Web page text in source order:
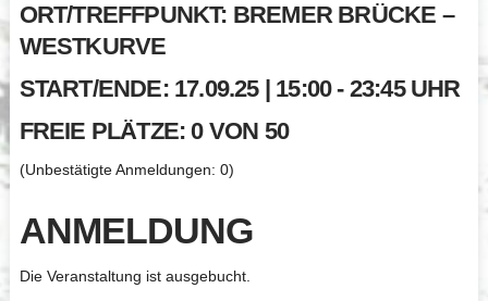
ORT/TREFFPUNKT: BREMER BRÜCKE –
WESTKURVE
START/ENDE: 17.09.25 | 15:00 - 23:45 UHR
FREIE PLÄTZE: 0 VON 50
(Unbestätigte Anmeldungen: 0)
ANMELDUNG
Die Veranstaltung ist ausgebucht.